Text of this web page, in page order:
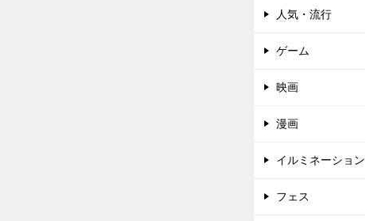
人気・流行
ゲーム
映画
漫画
イルミネーション
フェス